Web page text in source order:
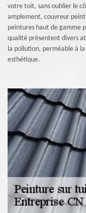
votre toit, sans oublier le
amplement, couvreur
peintures haut de gamme
qualité présentent divers
la pollution, perméable à
esthétique.